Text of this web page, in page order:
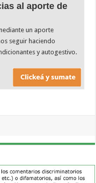
al aporte de
un aporte
seguir haciendo
y autogestivo.